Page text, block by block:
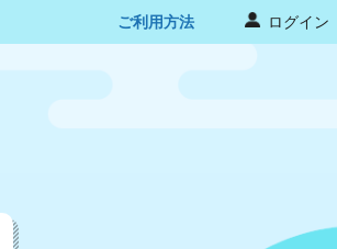
ご利用方法 ログイン